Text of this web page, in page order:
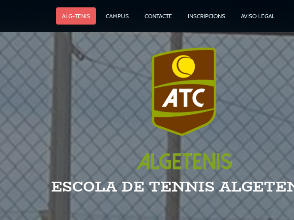
ALG-TENIS CAMPUS CONTACTE INSCRIPCIONS AVISO LEGAL
ESCOLA DE TENNIS